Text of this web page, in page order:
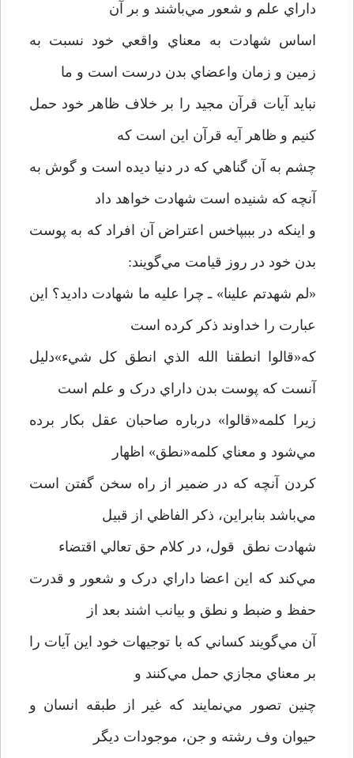
داراي علم و شعور مي‌باشند و بر آن
اساس شهادت به معناي واقعي خود نسبت به
زمين و زمان واعضاي بدن درست است و ما
نبايد آيات قرآن مجيد را بر خلاف ظاهر خود حمل
کنيم و ظاهر آيه قرآن اين است که
چشم به آن گناهي که در دنيا ديده است و گوش به
آنچه که شنيده است شهادت خواهد داد
و اينکه در بببپاخس اعتراض آن افراد که به پوست
بدن خود در روز قيامت مي‌گويند:
«لم شهدتم علينا» ـ چرا عليه ما شهادت داديد؟ اين
عبارت را خداوند ذکر کرده است
که«قالوا انطقنا الله الذي انطق کل شيء»دليل
آنست که پوست بدن داراي درک و علم است
زيرا کلمه«قالوا» درباره صاحبان عقل بکار برده
مي‌شود و معناي کلمه«نطق» اظهار
کردن آنچه که در ضمير از راه سخن گفتن است
مي‌باشد بنابراين، ذکر الفاظي از قبيل
شهادت نطق قول، در کلام حق تعالي اقتضاء
مي‌کند که اين اعضا داراي درک و شعور و قدرت
حفظ و ضبط و نطق و بيانب اشند بعد از
آن مي‌گويند کساني که با توجيهات خود اين آيات را
بر معناي مجازي حمل مي‌کنند و
چنين تصور مي‌نمايند که غير از طبقه انسان و
حيوان وف رشته و جن، موجودات ديگر